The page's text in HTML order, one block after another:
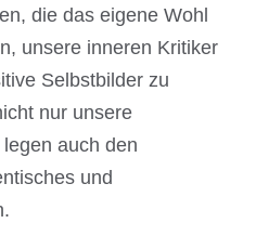
die das eigene Wohl
unsere inneren Kritiker
Selbstbilder zu
nur unsere
auch den
und